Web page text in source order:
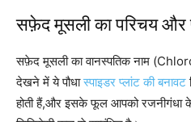
सफ़ेद मूसली का परिचय और
सफ़ेद मूसली का वानस्पतिक नाम
देखने में ये पौधास्पाइडर प्लांट की बनावट
होती हैं,और इसके फूल आपको रजनीगंधा